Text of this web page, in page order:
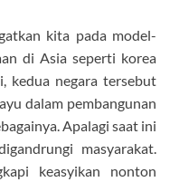
kita pada model-
di Asia seperti korea
kedua negara tersebut
dalam pembangunan
Apalagi saat ini
masyarakat.
keasyikan nonton